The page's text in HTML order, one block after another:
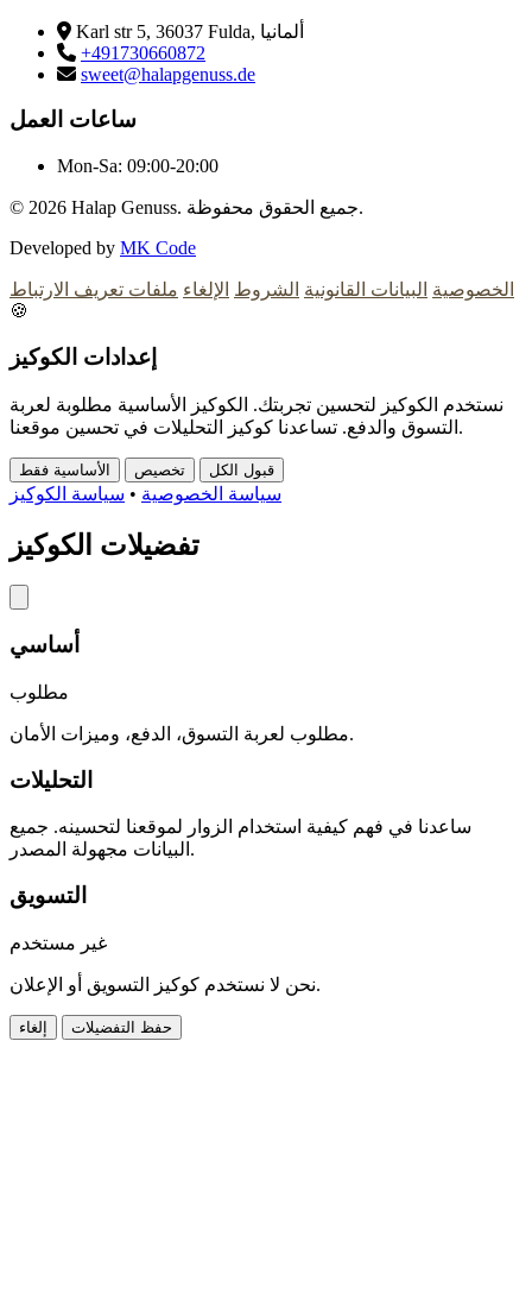
Karl str 5, 36037 Fulda, ألمانيا
+491730660872
sweet@halapgenuss.de
ساعات العمل
Mon-Sa: 09:00-20:00
© 2026
Halap Genuss. جميع الحقوق محفوظة.
Developed by MK Code
الخصوصية البيانات القانونية الشروط الإلغاء ملفات تعريف الارتباط
🍪
إعدادات الكوكيز
نستخدم الكوكيز لتحسين تجربتك. الكوكيز الأساسية مطلوبة لعربة
التسوق والدفع. تساعدنا كوكيز التحليلات في تحسين موقعنا.
الأساسية فقط تخصيص قبول الكل
سياسة الخصوصية • سياسة الكوكيز
تفضيلات الكوكيز
أساسي
مطلوب
مطلوب لعربة التسوق، الدفع، وميزات الأمان.
التحليلات
ساعدنا في فهم كيفية استخدام الزوار لموقعنا لتحسينه. جميع
البيانات مجهولة المصدر.
التسويق
غير مستخدم
نحن لا نستخدم كوكيز التسويق أو الإعلان.
إلغاء حفظ التفضيلات